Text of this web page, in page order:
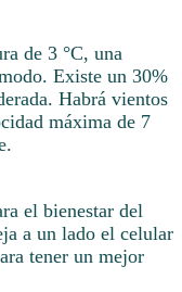
de 3 °C, una
Existe un 30%
Habrá vientos
máxima de 7
el bienestar del
a un lado el celular
tener un mejor